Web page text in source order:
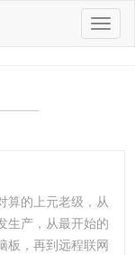
切
换
算的上元老级，从
生产，从最开始的
板，再到远程联网